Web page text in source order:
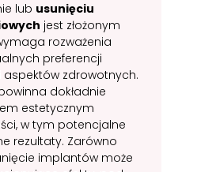
lub usunięciu
jest złożonym
rozważenia
preferencji
aspektów zdrowotnych.
dokładnie
estetycznym
w tym potencjalne
rezultaty. Zarówno
implantów może